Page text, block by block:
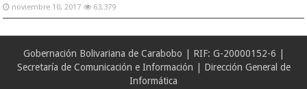
noviembre 10, 2017 63,379
Gobernación Bolivariana de Carabobo | RIF: G-20000152-6 |
Secretaría de Comunicación e Información | Dirección General de
Informática